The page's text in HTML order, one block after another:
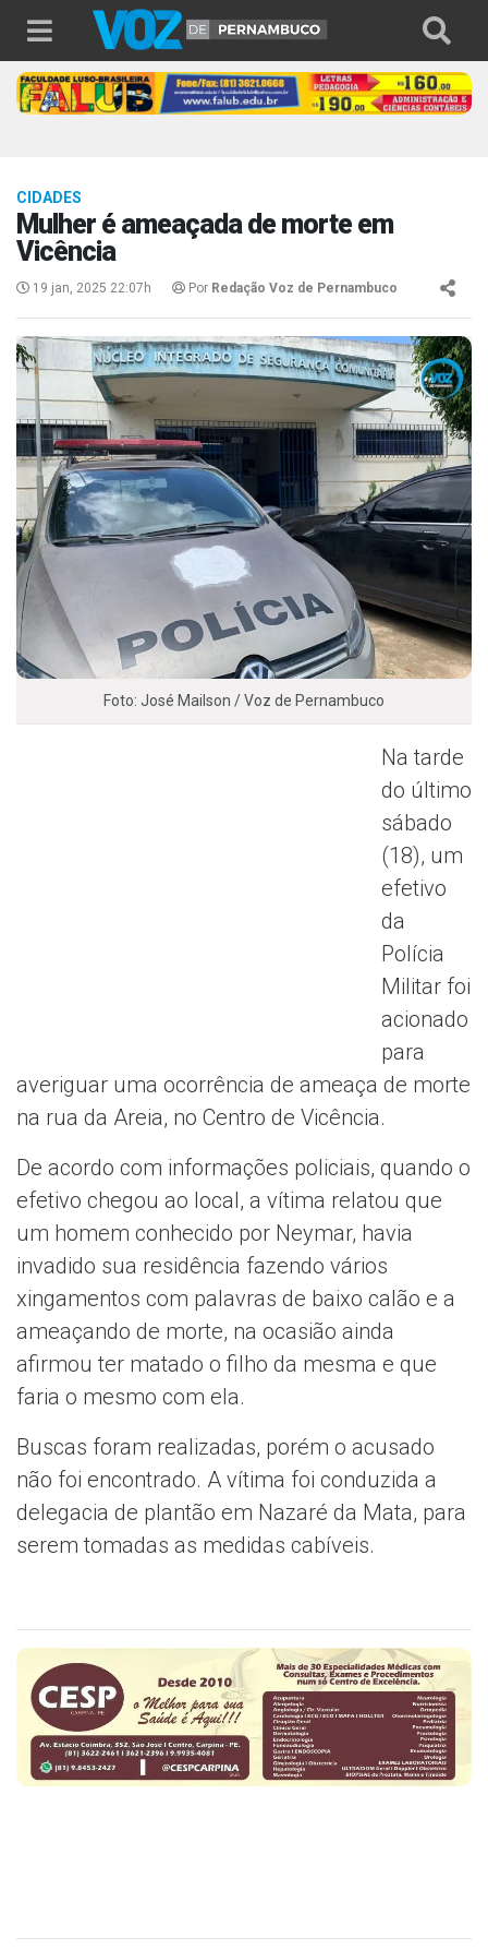
CIDADES
Mulher é ameaçada de morte em
Vicência
19 jan, 2025 22:07h Por Redação Voz de Pernambuco
Foto: José Mailson / Voz de Pernambuco
Na tarde
do último
sábado
(18), um
efetivo
da
Polícia
Militar foi
acionado
para
averiguar uma ocorrência de ameaça de morte
na rua da Areia, no Centro de Vicência.
De acordo com informações policiais, quando o
efetivo chegou ao local, a vítima relatou que
um homem conhecido por Neymar, havia
invadido sua residência fazendo vários
xingamentos com palavras de baixo calão e a
ameaçando de morte, na ocasião ainda
afirmou ter matado o filho da mesma e que
faria o mesmo com ela.
Buscas foram realizadas, porém o acusado
não foi encontrado. A vítima foi conduzida a
delegacia de plantão em Nazaré da Mata, para
serem tomadas as medidas cabíveis.